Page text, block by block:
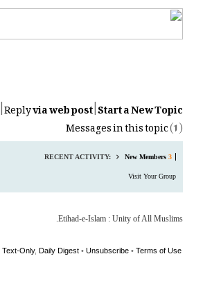
|Replyvia web post|Start a New Topic
Messages in this topic(1)
RECENT ACTIVITY: New Members 3
Visit Your Group
Etihad-e-Islam : Unity of All Muslims.
Text-Only, Daily Digest• Unsubscribe• Terms of Use